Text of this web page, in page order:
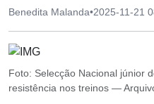
Benedita Malanda•2025-11-21
Foto: Selecção Nacional júnior
resistência nos treinos —